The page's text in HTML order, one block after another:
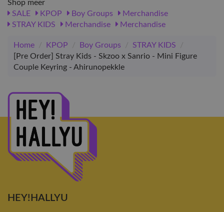
Shop meer
SALE
KPOP Boy Groups
Merchandise
STRAY KIDS
Merchandise Merchandise
Home / KPOP / Boy Groups / STRAY KIDS
/
[Pre Order] Stray Kids - Skzoo x Sanrio - Mini Figure
Couple Keyring - Ahirunopekkle
HEY!HALLYU